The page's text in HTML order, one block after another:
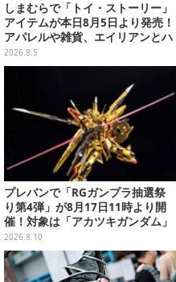
しまむらで「トイ・ストーリー」
アイテムが本日8月5日より発売！
アパレルや雑貨、エイリアンとハ
ムのダイカットクッションなど盛
りだくさん
2026.8.5
プレバンで「RGガンプラ抽選祭
り第4弾」が8月17日11時より開
催！対象は「アカツキガンダム」
「ダブルオークアンタ」など全13
キット
2026.8.10